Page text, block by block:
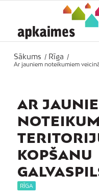
Sākums / Rīga
/
Ar jauniem noteikumiem
AR
KOPŠANU
RĪGA